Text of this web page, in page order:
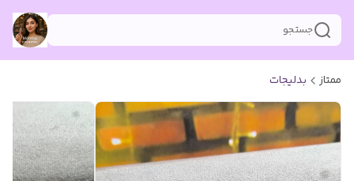
جستجو
ممتاز بدلیجات